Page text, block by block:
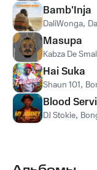
Bamb'Inja
DaliWonga,
Masupa
Kabza De
Hai Suka
Shaun 101,
Blood
DJ Stokie,